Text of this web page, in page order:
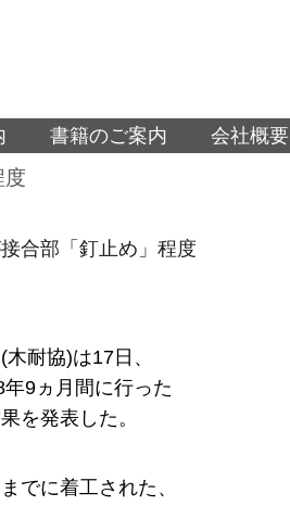
書籍のご案内 会社概要
度
合部「釘止め」程度
耐協)は17日、
9ヵ月間に行った
を発表した。
でに着工された、